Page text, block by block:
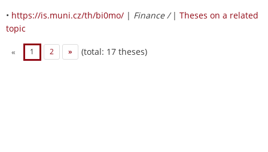
• https://is.muni.cz/th/bi0mo/ | Finance / | Theses on a related
topic
« 1 2 » (total: 17 theses)